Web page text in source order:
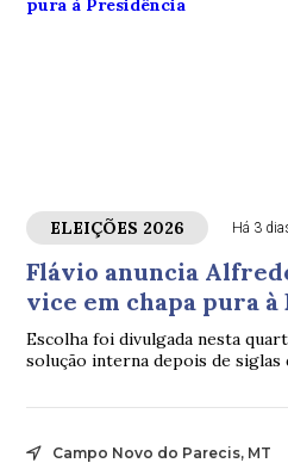
ELEIÇÕES 2026 Há 3
Flávio anuncia
vice em chapa pura
Escolha foi divulgada nesta
solução interna depois de
Campo Novo do Parecis, MT